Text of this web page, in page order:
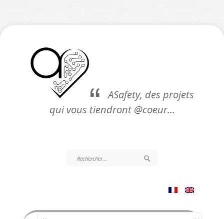
ASafety, des projets
qui vous tiendront @coeur…